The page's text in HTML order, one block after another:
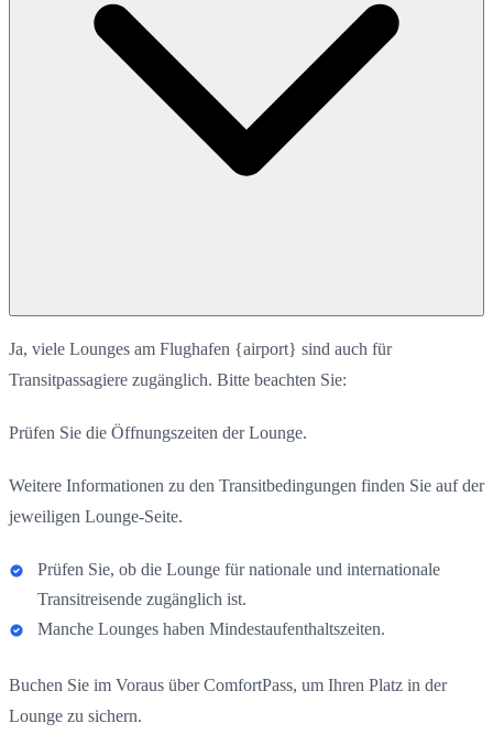
Ja, viele Lounges am Flughafen {airport} sind auch für
Transitpassagiere zugänglich. Bitte beachten Sie:
Prüfen Sie die Öffnungszeiten der Lounge.
Weitere Informationen zu den Transitbedingungen finden Sie auf der
jeweiligen Lounge-Seite.
Prüfen Sie, ob die Lounge für nationale und internationale
Transitreisende zugänglich ist.
Manche Lounges haben Mindestaufenthaltszeiten.
Buchen Sie im Voraus über ComfortPass, um Ihren Platz in der
Lounge zu sichern.